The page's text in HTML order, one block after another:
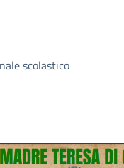
scolastico